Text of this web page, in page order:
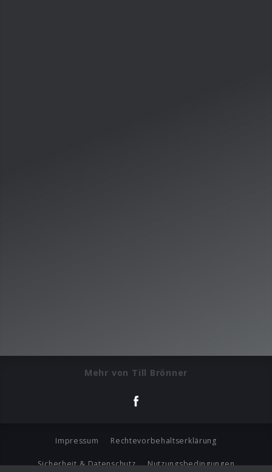
Mehr von Till Brönner
Impressum Rechtevorbehaltserklärung
Sicherheit & Datenschutz Nutzungsbedingungen